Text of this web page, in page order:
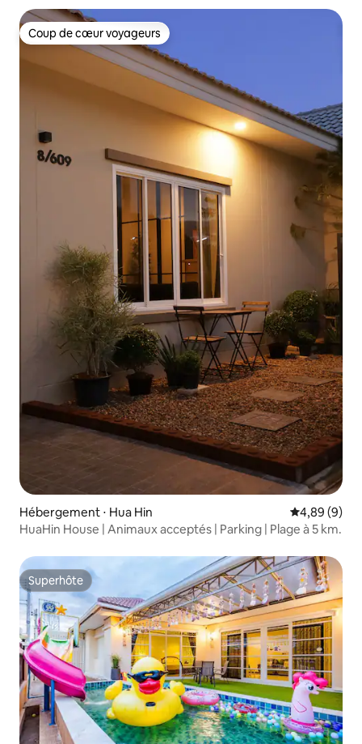
Coup de cœur voyageurs
Coup de cœur voyageurs
Hébergement ⋅ Hua Hin Évaluation
4,89 (9)
HuaHin House | Animaux acceptés | Parking | Plage à 5 km.
Superhôte
Superhôte